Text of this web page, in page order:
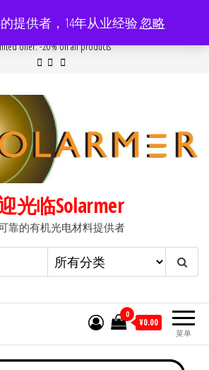
Women //Modern //New//Sale
offer: -20% on all products
光临Solarmer
靠的有机光电材料提供者
菜单
0
¥0.00
提供者，14年从业经验忽略